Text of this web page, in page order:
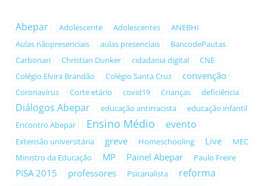
Abepar Adolescente Adolescentes
ANEBHI
Aulas nãopresenciais
aulas presenciais
BancodePautas
Carbonari
Christian Dunker cidadania digital
CNE
Colégio Elvira Brandão
Colégio Santa Cruz convenção
Coronavírus Corte etário covid19 Crianças deficiência
Diálogos Abepar educação antirracista
educação infantil
Encontro Abepar
Ensino Médio evento
Extensão universitária greve Homeschooling Live
MEC
Ministro da Educação
MP Painel Abepar Paulo Freire
PISA 2015 professores Psicanalista reforma